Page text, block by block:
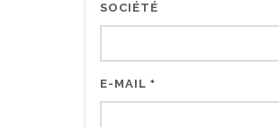
SOCIÉTÉ
E-MAIL *